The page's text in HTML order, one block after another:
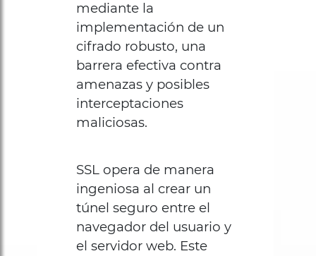
mediante la
implementación de un
cifrado robusto, una
barrera efectiva contra
amenazas y posibles
interceptaciones
maliciosas.
SSL opera de manera
ingeniosa al crear un
túnel seguro entre el
navegador del usuario y
el servidor web. Este